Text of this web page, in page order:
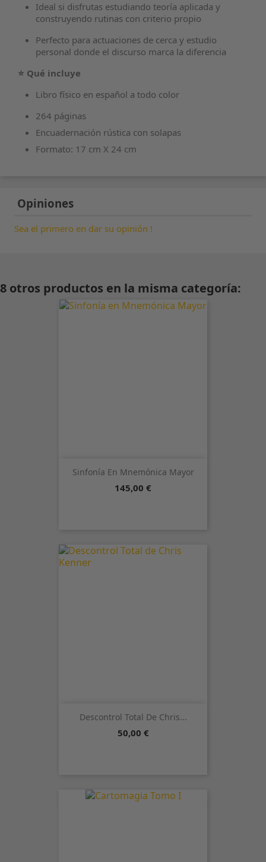
Ideal si disfrutas estudiando teoría aplicada y
construyendo rutinas con criterio propio
Perfecto para actuaciones de cerca y estudio
personal donde el discurso marca la diferencia
⭐ Qué incluye
Libro físico en español a todo color
264 páginas
Encuadernación rústica con solapas
Formato: 17 cm X 24 cm
Opiniones
Sea el primero en dar su opinión !
8 otros productos en la misma categoría:
Sinfonía En Mnemónica Mayor
Precio
145,00 €
Descontrol Total De Chris...
Precio
50,00 €